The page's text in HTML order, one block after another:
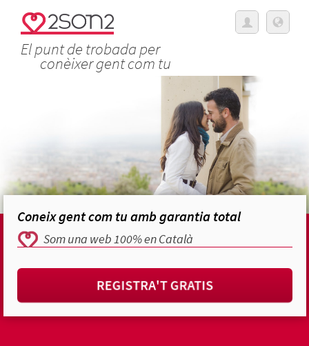
El punt de trobada per
conèixer gent com tu
Coneix gent com tu amb garantia total
Som una web 100% en Català
REGISTRA'T GRATIS